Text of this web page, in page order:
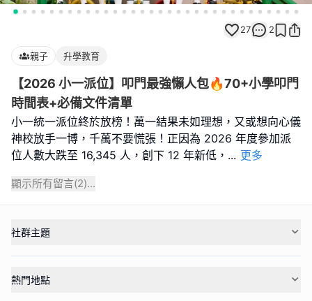
27 2
親子 升學教育
【2026 小一派位】叩門最強懶人包🔥70+小學叩門
時間表+必備文件清單
小一統一派位終於放榜！萬一結果未如理想，又或想向心儀
神校放手一博，千萬不要慌張！正因為 2026 年度參加派
位人數大跌至 16,345 人，創下 12 年新低， ... 更多
顯示所有留言(2)...
社群主題
熱門地點